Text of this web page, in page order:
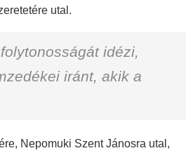
utal.
idézi,
iránt, akik a
Nepomuki Szent Jánosra utal,